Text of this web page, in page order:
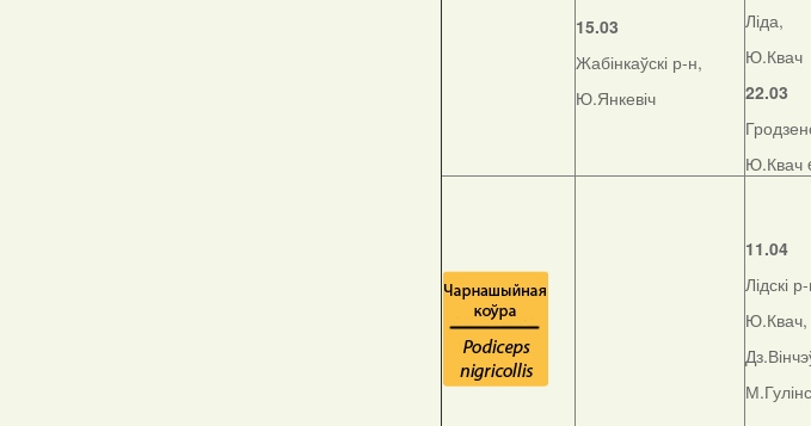
15.03
Жабінкаўскі р-н,
Ю.Янкевіч
Ліда,
Ю.Квач
22.03
Ю.Квач
11.04
Лідскі
Ю.Квач,